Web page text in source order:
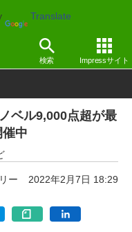
Translate
検索 Impressサイト
ベル9,000点超が最
中
ー 2022年2月7日 18:29